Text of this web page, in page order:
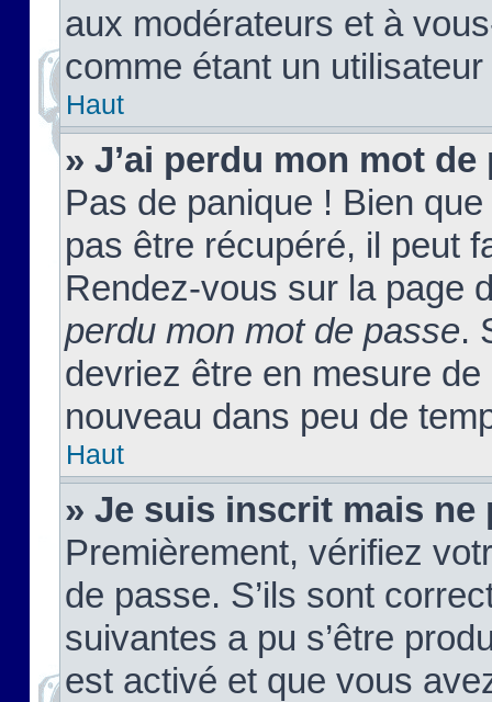
aux modérateurs et à
comme étant un
Haut
» J’ai perdu mon mot de
Pas de panique ! Bien
pas être récupéré, il peut
Rendez-vous sur la page
perdu mon mot de passe.
devriez être en mesure
nouveau dans peu de
Haut
» Je suis inscrit mais ne
Premièrement, vérifiez
de passe. S’ils sont
suivantes a pu s’être
est activé et que vous